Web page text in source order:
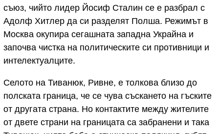
съюз, чийто лидер Йосиф Сталин се е разбрал с
Адолф Хитлер да си разделят Полша. Режимът в
Москва окупира сегашната западна Украйна и
започва чистка на политическите си противници и
интелектуалците.
Селото на Тиванюк, Ривне, е толкова близо до
полската граница, че се чува съскането на гъските
от другата страна. Но контактите между жителите
от двете страни на границата са забранени и така